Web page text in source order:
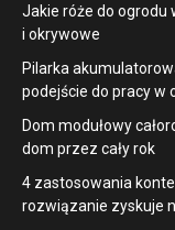
Jakie róże do ogrodu
i okrywowe
Pilarka
podejście do pracy w
Dom modułowy
dom przez cały rok
4 zastosowania
rozwiązanie zyskuje